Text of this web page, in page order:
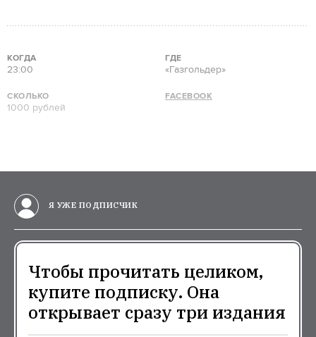
КОГДА
23:00
ГДЕ
«Газгольдер»
СКОЛЬКО
1000 рублей
FACEBOOK
Я УЖЕ ПОДПИСЧИК
Чтобы прочитать целиком,
купите подписку. Она
открывает сразу три издания